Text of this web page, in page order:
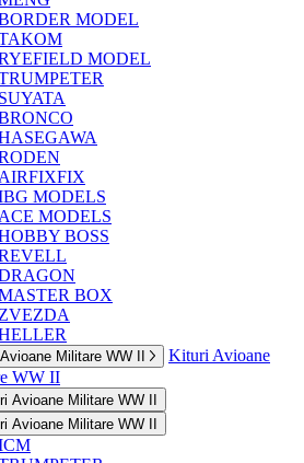
MODEL
MODEL
SUYATA
MODELS
MODELS
BOSS
BOX
Militare WW II
Kituri Avioane
WW II
Avioane Militare WW II
Avioane Militare WW II